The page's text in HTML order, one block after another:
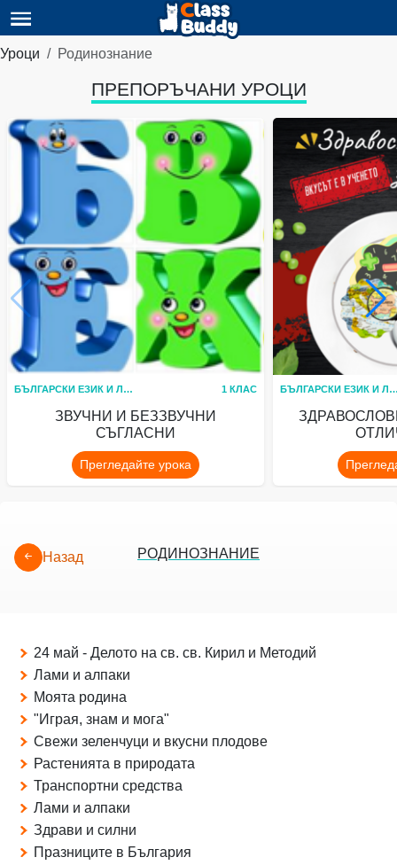
Уроци Родинознание
ПРЕПОРЪЧАНИ УРОЦИ
БЪЛГАРСКИ ЕЗИК И ЛИТЕРАТУРА 1 КЛАС
ЗВУЧНИ И БЕЗЗВУЧНИ
СЪГЛАСНИ
Прегледайте урока
БЪЛГАРСКИ ЕЗИК И
Назад РОДИНОЗНАНИЕ
24 май - Делото на св. св. Кирил и Методий
Лами и алпаки
Моята родина
"Играя, знам и мога"
Свежи зеленчуци и вкусни плодове
Растенията в природата
Транспортни средства
Лами и алпаки
Здрави и силни
Празниците в България